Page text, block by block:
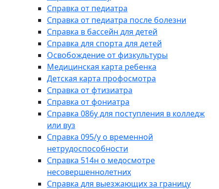
Справка от педиатра
Справка от педиатра после болезни
Справка в бассейн для детей
Справка для спорта для детей
Освобождение от физкультуры
Медицинская карта ребенка
Детская карта профосмотра
Справка от фтизиатра
Справка от фониатра
Справка 086у для поступления в колледж
или вуз
Справка 095/у о временной
нетрудоспособности
Справка 514н о медосмотре
несовершеннолетних
Справка для выезжающих за границу